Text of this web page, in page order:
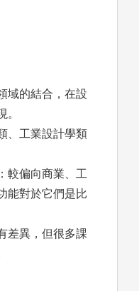
域的結合，在設
。
、工業設計學類
較偏向商業、工
能對於它們是比
差異，但很多課